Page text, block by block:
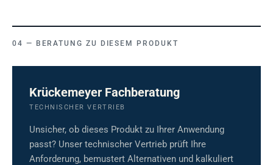
BERATUNG ZU DIESEM PRODUKT
Krückemeyer Fachberatung
TECHNISCHER VERTRIEB
Unsicher, ob dieses Produkt zu Ihrer Anwendung
passt? Unser technischer Vertrieb prüft Ihre
Anforderung, bemustert Alternativen und kalkuliert